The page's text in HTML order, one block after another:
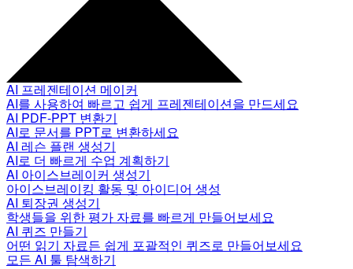
AI 프레젠테이션 메이커
AI를 사용하여 빠르고 쉽게 프레젠테이션을 만드세요
AI PDF-PPT 변환기
AI로 문서를 PPT로 변환하세요
AI 레슨 플랜 생성기
AI로 더 빠르게 수업 계획하기
AI 아이스브레이커 생성기
아이스브레이킹 활동 및 아이디어 생성
AI 퇴장권 생성기
학생들을 위한 평가 자료를 빠르게 만들어보세요
AI 퀴즈 만들기
어떤 읽기 자료든 쉽게 포괄적인 퀴즈로 만들어보세요
모든 AI 툴 탐색하기